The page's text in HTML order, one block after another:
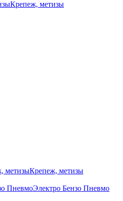
Крепеж, метизы
Крепеж, метизы
Электро Бензо Пневмо